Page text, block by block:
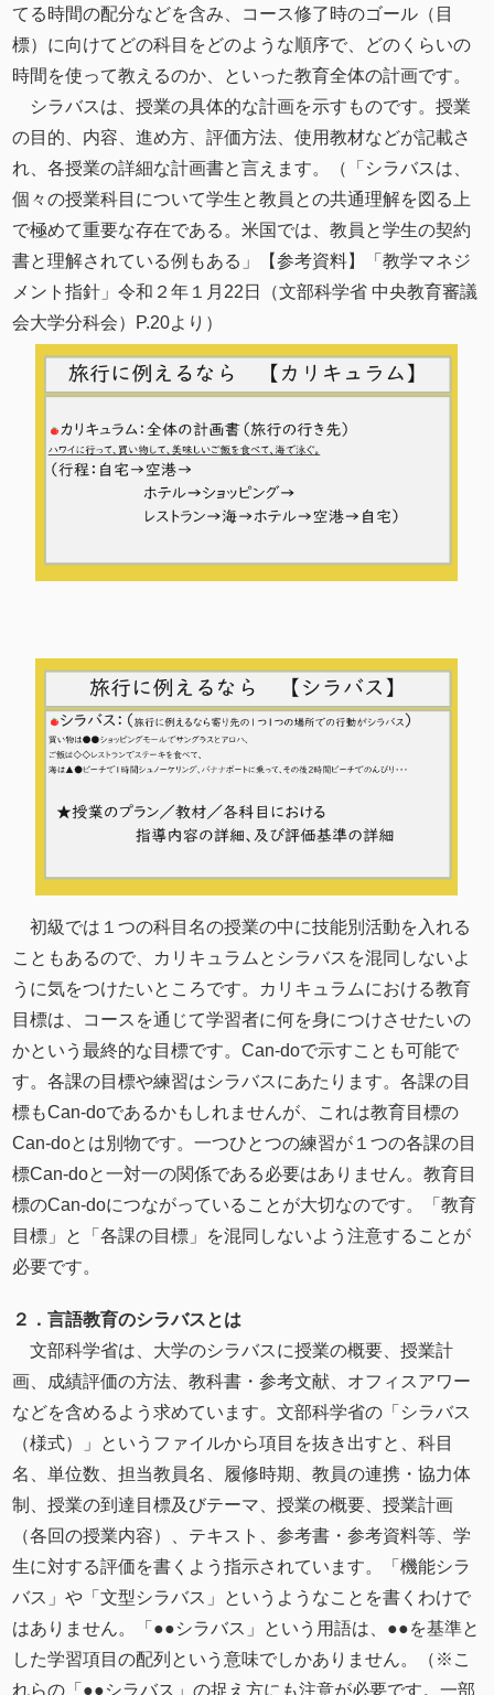
てる時間の配分などを含み、コース修了時のゴール（目
標）に向けてどの科⽬をどのような順序で、どのくらいの
時間を使って教えるのか、といった教育全体の計画です。
シラバスは、授業の具体的な計画を示すものです。授業
の⽬的、内容、進め⽅、評価⽅法、使⽤教材などが記載さ
れ、各授業の詳細な計画書と⾔えます。（「シラバスは、
個々の授業科目について学生と教員との共通理解を図る上
で極めて重要な存在である。米国では、教員と学生の契約
書と理解されている例もある」【参考資料】「教学マネジ
メント指針」令和２年１月22日（文部科学省 中央教育審議
会大学分科会）P.20より）
初級では１つの科目名の授業の中に技能別活動を入れる
こともあるので、カリキュラムとシラバスを混同しないよ
うに気をつけたいところです。カリキュラムにおける教育
目標は、コースを通じて学習者に何を身につけさせたいの
かという最終的な目標です。Can-doで示すことも可能で
す。各課の目標や練習はシラバスにあたります。各課の目
標もCan-doであるかもしれませんが、これは教育目標の
Can-doとは別物です。一つひとつの練習が１つの各課の目
標Can-doと一対一の関係である必要はありません。教育目
標のCan-doにつながっていることが大切なのです。「教育
目標」と「各課の目標」を混同しないよう注意することが
必要です。
２．言語教育のシラバスとは
⽂部科学省は、大学のシラバスに授業の概要、授業計
画、成績評価の⽅法、教科書・参考⽂献、オフィスアワー
などを含めるよう求めています。文部科学省の「シラバス
（様式）」というファイルから項目を抜き出すと、科目
名、単位数、担当教員名、履修時期、教員の連携・協力体
制、授業の到達目標及びテーマ、授業の概要、授業計画
（各回の授業内容）、テキスト、参考書・参考資料等、学
生に対する評価を書くよう指示されています。「機能シラ
バス」や「文型シラバス」というようなことを書くわけで
はありません。「●●シラバス」という用語は、●●を基準と
した学習項目の配列という意味でしかありません。（※こ
れらの「●●シラバス」の捉え方にも注意が必要です。一部